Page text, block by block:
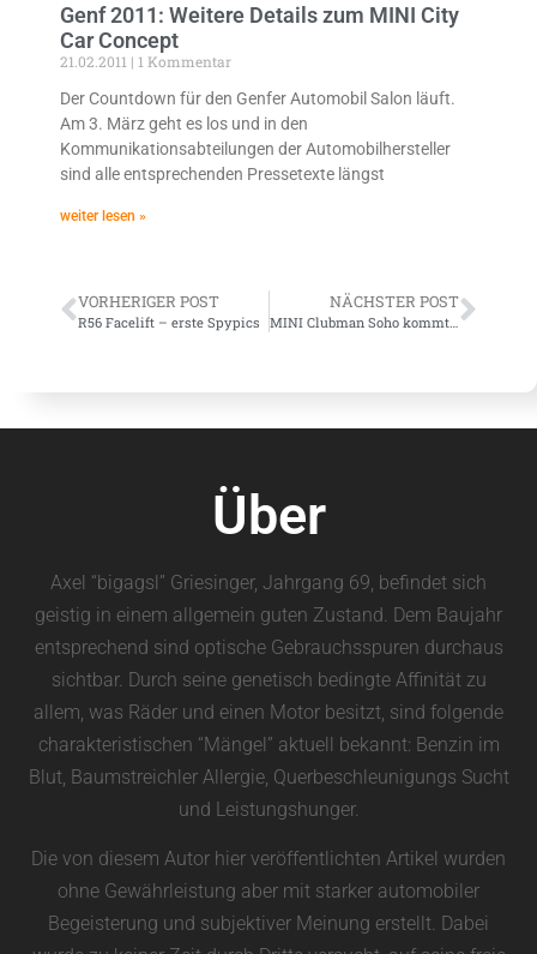
Genf 2011: Weitere Details zum MINI City
Car Concept
21.02.2011
1 Kommentar
Der Countdown für den Genfer Automobil Salon läuft.
Am 3. März geht es los und in den
Kommunikationsabteilungen der Automobilhersteller
sind alle entsprechenden Pressetexte längst
weiter lesen »
VORHERIGER POST
R56 Facelift – erste Spypics
NÄCHSTER POST
MINI Clubman Soho kommt nach Deutschland!
Über
Axel “bigagsl” Griesinger, Jahrgang 69, befindet sich
geistig in einem allgemein guten Zustand. Dem Baujahr
entsprechend sind optische Gebrauchsspuren durchaus
sichtbar. Durch seine genetisch bedingte Affinität zu
allem, was Räder und einen Motor besitzt, sind folgende
charakteristischen “Mängel” aktuell bekannt: Benzin im
Blut, Baumstreichler Allergie, Querbeschleunigungs Sucht
und Leistungshunger.
Die von diesem Autor hier veröffentlichten Artikel wurden
ohne Gewährleistung aber mit starker automobiler
Begeisterung und subjektiver Meinung erstellt. Dabei